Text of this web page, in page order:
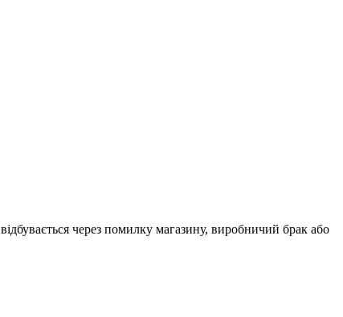
через помилку магазину, виробничий брак або